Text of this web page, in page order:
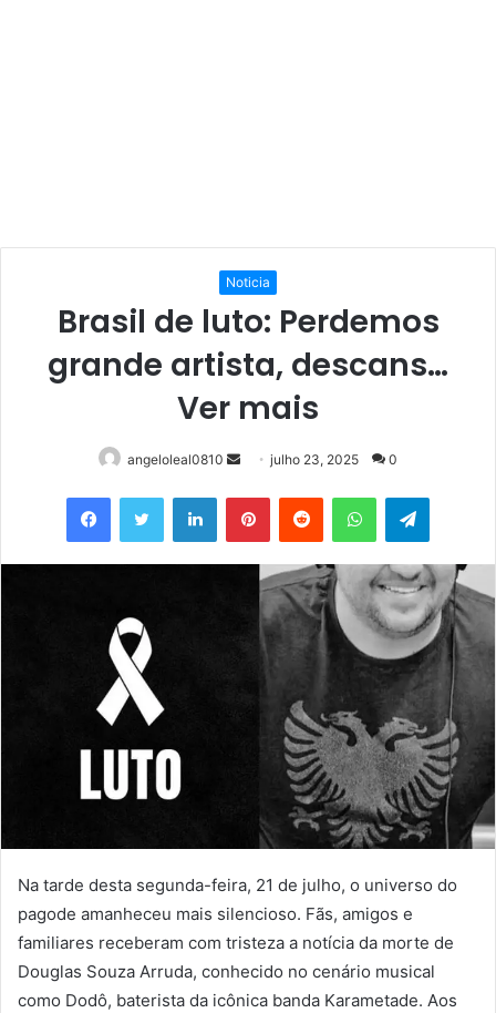
Noticia
Brasil de luto: Perdemos
grande artista, descans…
Ver mais
angeloleal0810
Mande
e-
julho 23, 2025 0
FacebookTwitter LinkedinPinterestReddit WhatsAppTelegram
Na tarde desta segunda-feira, 21 de julho, o universo do
pagode amanheceu mais silencioso. Fãs, amigos e
familiares receberam com tristeza a notícia da morte de
Douglas Souza Arruda, conhecido no cenário musical
como Dodô, baterista da icônica banda Karametade. Aos